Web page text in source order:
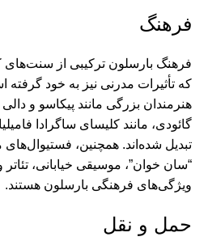
فرهنگ
فرهنگ بارسلون ترکیبی از سنت‌های
که تأثیرات مدرنی نیز به خود
هنرمندان بزرگی مانند پیکاسو و دالی
گائودی، مانند کلیسای ساگرادا
تبدیل شده‌اند. همچنین، فستیوال‌های
“سان خوان”، موسیقی خیابانی،
ویژگی‌های فرهنگی بارسلون هستند.
حمل و نقل